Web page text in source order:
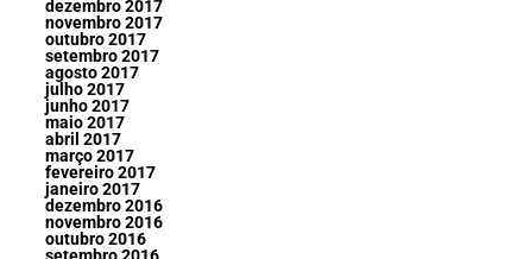
dezembro 2017
novembro 2017
outubro 2017
setembro 2017
agosto 2017
julho 2017
junho 2017
maio 2017
abril 2017
março 2017
fevereiro 2017
janeiro 2017
dezembro 2016
novembro 2016
outubro 2016